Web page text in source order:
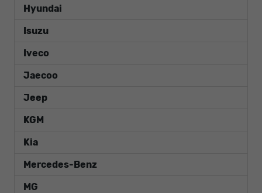
Hyundai
Isuzu
Iveco
Jaecoo
Jeep
KGM
Kia
Mercedes-Benz
MG